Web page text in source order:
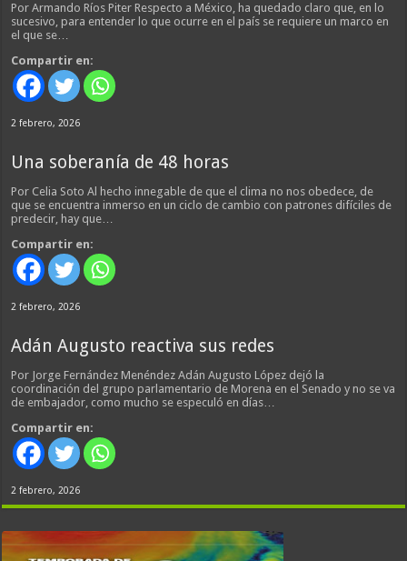
Por Armando Ríos Piter Respecto a México, ha quedado claro que, en lo
sucesivo, para entender lo que ocurre en el país se requiere un marco en
el que se…
Compartir en:
2 febrero, 2026
Una soberanía de 48 horas
Por Celia Soto Al hecho innegable de que el clima no nos obedece, de
que se encuentra inmerso en un ciclo de cambio con patrones difíciles de
predecir, hay que…
Compartir en:
2 febrero, 2026
Adán Augusto reactiva sus redes
Por Jorge Fernández Menéndez Adán Augusto López dejó la
coordinación del grupo parlamentario de Morena en el Senado y no se va
de embajador, como mucho se especuló en días…
Compartir en:
2 febrero, 2026